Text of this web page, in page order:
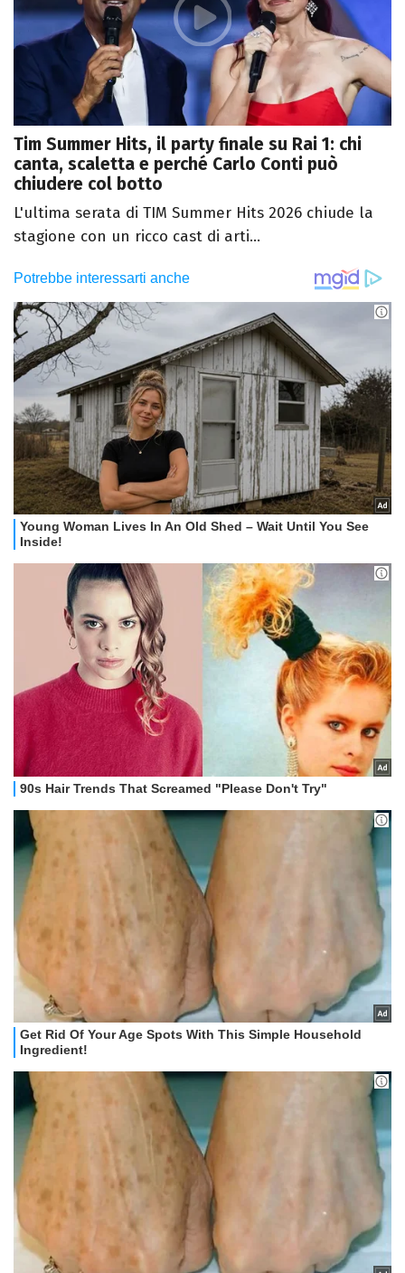
Tim Summer Hits, il party finale su Rai 1: chi
canta, scaletta e perché Carlo Conti può
chiudere col botto
L'ultima serata di TIM Summer Hits 2026 chiude la
stagione con un ricco cast di arti...